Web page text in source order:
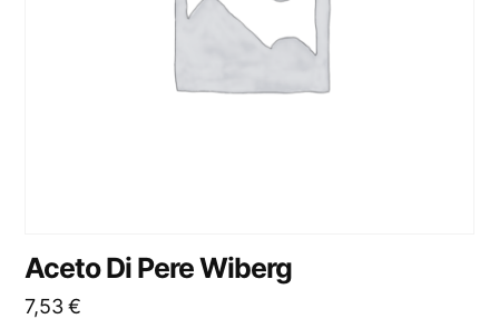
Aceto Di Pere Wiberg
7,53€